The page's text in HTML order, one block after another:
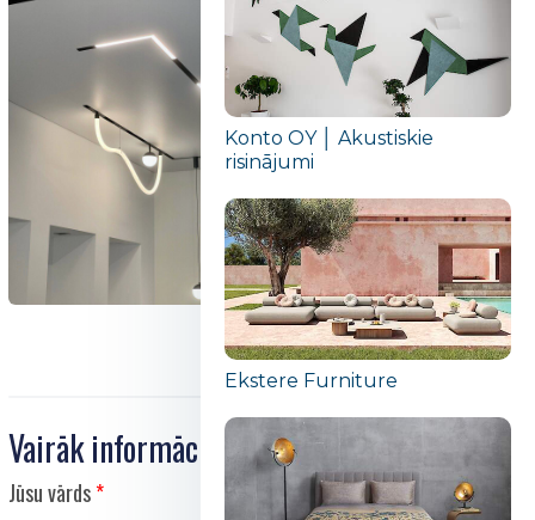
Vairāk informācijas
Jūsu vārds
Konto OY │ Akustiskie
risinājumi
Ekstere Furniture